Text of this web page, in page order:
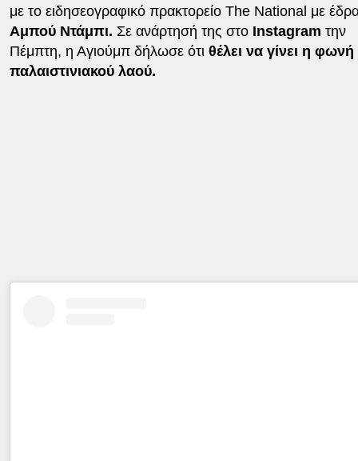
με το ειδησεογραφικό πρακτορείο The National με
Αμπού Ντάμπι. Σε ανάρτησή της στοInstagram την
Πέμπτη, η Αγιούμπ δήλωσε ότι θέλει να γίνει η φωνή
παλαιστινιακού λαού.